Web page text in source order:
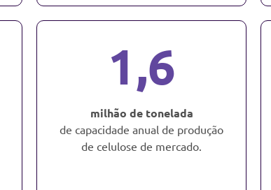
1,6
milhão de tonelada
de capacidade anual de produção
de celulose de mercado.